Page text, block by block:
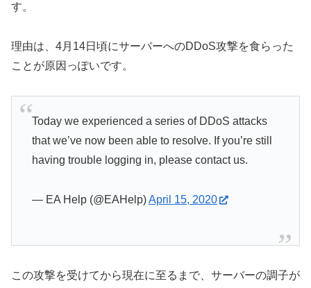
す。
理由は、4月14日頃にサーバーへのDDoS攻撃を食らった
ことが原因っぽいです。
Today we experienced a series of DDoS attacks
that we’ve now been able to resolve. If you’re still
having trouble logging in, please contact us.
— EA Help (@EAHelp)April 15, 2020
この攻撃を受けてから現在に至るまで、サーバーの調子が